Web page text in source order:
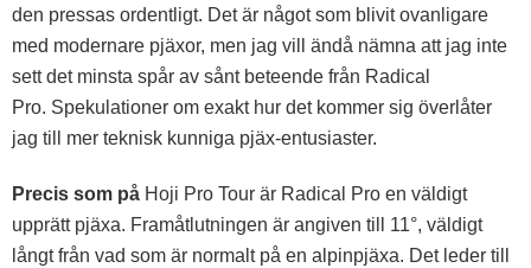
den pressas ordentligt. Det är något som blivit ovanligare
med modernare pjäxor, men jag vill ändå nämna att jag inte
sett det minsta spår av sånt beteende från Radical
Pro. Spekulationer om exakt hur det kommer sig överlåter
jag till mer teknisk kunniga pjäx-entusiaster.
Precis som på Hoji Pro Tour är Radical Pro en väldigt
upprätt pjäxa. Framåtlutningen är angiven till 11°, väldigt
långt från vad som är normalt på en alpinpjäxa. Det leder till